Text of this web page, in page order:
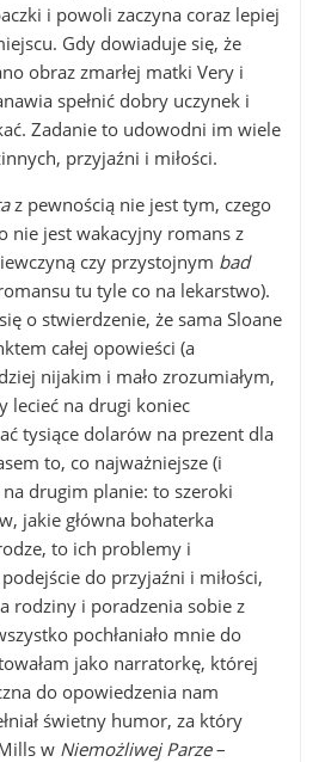
i powoli zaczyna coraz lepiej
Gdy dowiaduje się, że
obraz zmarłej matki Very i
spełnić dobry uczynek i
Zadanie to udowodni im wiele
przyjaźni i miłości.
z pewnością nie jest tym, czego
nie jest wakacyjny romans z
czy przystojnym bad
tu tyle co na lekarstwo).
o stwierdzenie, że sama Sloane
całej opowieści (a
nijakim i mało zrozumiałym,
lecieć na drugi koniec
tysiące dolarów na prezent dla
to, co najważniejsze (i
na drugim planie: to szeroki
jakie główna bohaterka
to ich problemy i
do przyjaźni i miłości,
rodziny i poradzenia sobie z
pochłaniało mnie do
jako narratorkę, której
do opowiedzenia nam
świetny humor, za który
w Niemożliwej Parze–